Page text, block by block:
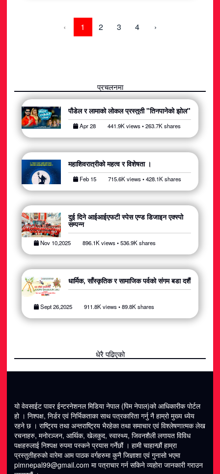
‹ 1 2 3 4 ›
प्रचलनमा
पौडेल र लामाको लोकल प्रस्तुती "तिनपानेको झोल"
Apr 28 441.9K views • 263.7K shares
महाशिवरात्रीको महत्व र विशेषता ।
Feb 15 715.6K views • 428.1K shares
दुई दिने आईआईएफटी स्पेस एण्ड डिजाइन एक्स्पो
सम्पन्न
Nov 10,2025 896.1K views • 536.9K shares
धार्मिक, साँस्कृतिक र सामाजिक पर्वको संगम बडा दशैं
Sept 26,2025 911.8K views • 89.8K shares
धेरै पढिएको
यो वेवसाईट पावर ईन्टरनेशनल मिडिया नेपाल (पिम नेपाल)को आधिकारीक पोर्टल
हो । निश्पक्ष, निर्डर एवं निर्भिकताका साथ पत्रकारिता गर्नु नै हाम्रो मुख्य ध्येय
रहने छ । राष्ट्रिय तथा अन्तराष्ट्रिय भैरहेका तथा समाचार एवं विश्लेषणात्मक लेख
रचनाहरु, मनोरञ्जन, आर्थिक, खेलकुद, स्वास्थ्य, जिवनशैली लगायत विविध
पक्षहरुलाई निश्पक्ष रुपमा पस्कने प्रयास गर्नेछौं । हामी चाहान्छौं हाम्रा
प्रस्तुतीहरुको वारेमा आम पाठक वर्गहरुमा कुनै जिज्ञाशा एवं गुनासो भएमा
pimnepal99@gmail.com मा पत्राचार गर्न सकिने व्यहोरा जानकारी गराउन